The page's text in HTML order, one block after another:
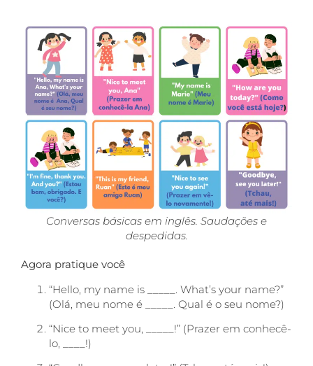
Conversas básicas em inglês. Saudações e
despedidas.
Agora pratique você
“Hello, my name is _____. What’s your name?”
(Olá, meu nome é _____. Qual é o seu nome?)
“Nice to meet you, _____!” (Prazer em conhecê-
lo, ____!)